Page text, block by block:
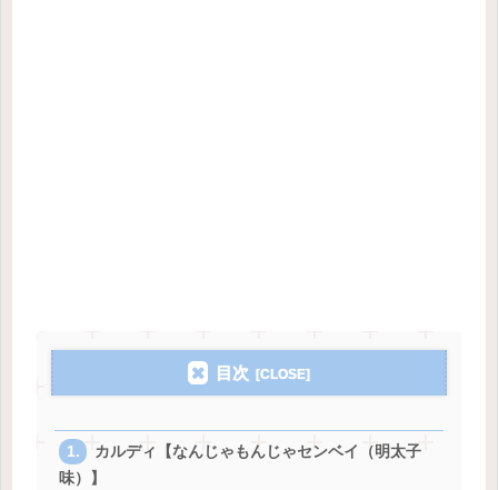
目次
カルディ【なんじゃもんじゃセンベイ（明太子
味）】